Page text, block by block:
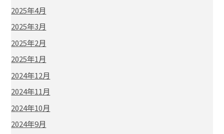
2025年4月
2025年3月
2025年2月
2025年1月
2024年12月
2024年11月
2024年10月
2024年9月